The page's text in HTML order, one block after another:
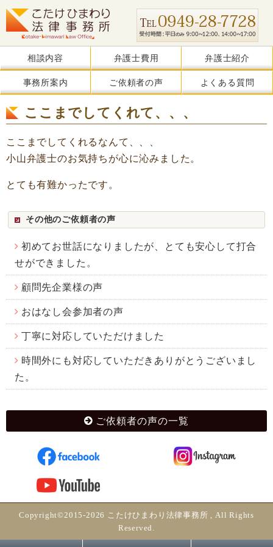
相談内容 弁護士費用 弁護士紹介
事務所案内 ご依頼者の声 よくある質問
ここまでしてくれて、、、
ここまでしてくれるなんて、、、
小山弁護士のお気持ちが心に沁みました。
とても有難かったです。
その他のご依頼者の声
初めてお世話になりましたが、とても安心して打合
せができました。
顧問先企業様の声
おはなし会参加者の声
丁寧に対応していただけました
時間外にも対応していただきありがとうございまし
た。
ご依頼者の声の一覧
Copyright©2015-2026 こたけひまわり法律事務所 , All Rights
Reserved.